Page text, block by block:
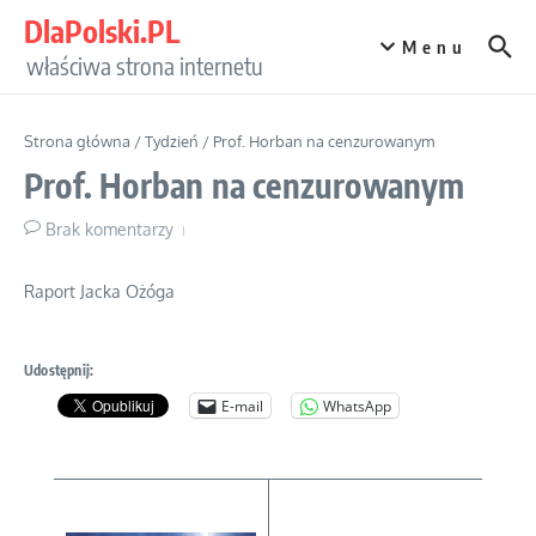
DlaPolski.PL
właściwa strona internetu
Menu
Strona główna /Tydzień / Prof. Horban na cenzurowanym
Prof. Horban na cenzurowanym
Brak komentarzy
Raport Jacka Ożóga
Udostępnij:
E-mail WhatsApp